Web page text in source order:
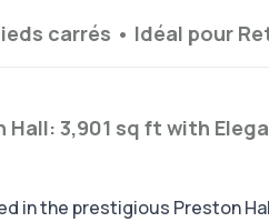
carrés • Idéal pour
3,901 sq ft with
in the prestigious Preston